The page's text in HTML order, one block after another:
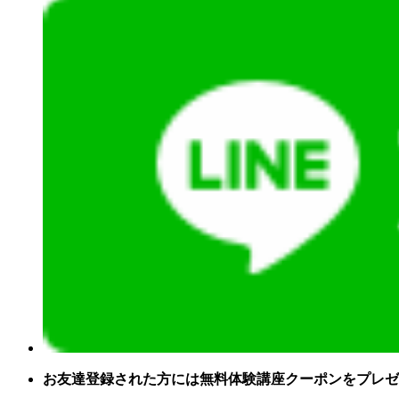
お友達登録された方には無料体験講座クーポンをプレ